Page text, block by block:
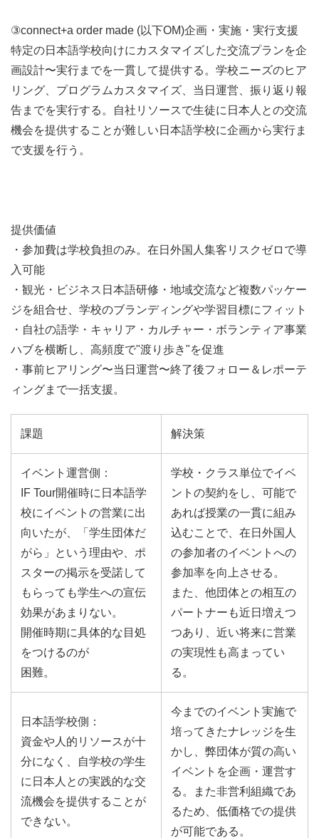
③connect+a order made (以下OM)企画・実施・実行支援
特定の日本語学校向けにカスタマイズした交流プランを企
画設計〜実行までを一貫して提供する。学校ニーズのヒア
リング、プログラムカスタマイズ、当日運営、振り返り報
告までを実行する。自社リソースで生徒に日本人との交流
機会を提供することが難しい日本語学校に企画から実行ま
で支援を行う。
提供価値
・参加費は学校負担のみ。在日外国人集客リスクゼロで導
入可能
・観光・ビジネス日本語研修・地域交流など複数パッケー
ジを組合せ、学校のブランディングや学習目標にフィット
・自社の語学・キャリア・カルチャー・ボランティア事業
ハブを横断し、高頻度で"渡り歩き"を促進
・事前ヒアリング〜当日運営〜終了後フォロー＆レポーテ
ィングまで一括支援。
課題 解決策
イベント運営側：
IF Tour開催時に日本語学
校にイベントの営業に出
向いたが、「学生団体だ
がら」という理由や、ポ
スターの掲示を受諾して
もらっても学生への宣伝
効果があまりない。
開催時期に具体的な目処
をつけるのが
困難。
学校・クラス単位でイベ
ントの契約をし、可能で
あれば授業の一貫に組み
込むことで、在日外国人
の参加者のイベントへの
参加率を向上させる。
また、他団体との相互の
パートナーも近日増えつ
つあり、近い将来に営業
の実現性も高まってい
る。
日本語学校側：
資金や人的リソースが十
分になく、自学校の学生
に日本人との実践的な交
流機会を提供することが
できない。
今までのイベント実施で
培ってきたナレッジを生
かし、弊団体が質の高い
イベントを企画・運営す
る。また非営利組織であ
るため、低価格での提供
が可能である。